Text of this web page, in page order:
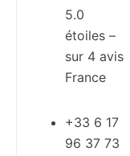
5.0
étoiles –
sur 4 avis
France
+33 6 17
96 37 73